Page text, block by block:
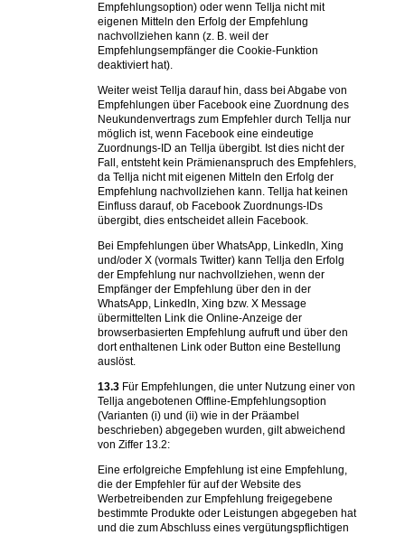
Empfehlungsoption) oder wenn Tellja nicht mit
eigenen Mitteln den Erfolg der Empfehlung
nachvollziehen kann (z. B. weil der
Empfehlungsempfänger die Cookie-Funktion
deaktiviert hat).
Weiter weist Tellja darauf hin, dass bei Abgabe von
Empfehlungen über Facebook eine Zuordnung des
Neukundenvertrags zum Empfehler durch Tellja nur
möglich ist, wenn Facebook eine eindeutige
Zuordnungs-ID an Tellja übergibt. Ist dies nicht der
Fall, entsteht kein Prämienanspruch des Empfehlers,
da Tellja nicht mit eigenen Mitteln den Erfolg der
Empfehlung nachvollziehen kann. Tellja hat keinen
Einfluss darauf, ob Facebook Zuordnungs-IDs
übergibt, dies entscheidet allein Facebook.
Bei Empfehlungen über WhatsApp, LinkedIn, Xing
und/oder X (vormals Twitter) kann Tellja den Erfolg
der Empfehlung nur nachvollziehen, wenn der
Empfänger der Empfehlung über den in der
WhatsApp, LinkedIn, Xing bzw. X Message
übermittelten Link die Online-Anzeige der
browserbasierten Empfehlung aufruft und über den
dort enthaltenen Link oder Button eine Bestellung
auslöst.
13.3 Für Empfehlungen, die unter Nutzung einer von
Tellja angebotenen Offline-Empfehlungsoption
(Varianten (i) und (ii) wie in der Präambel
beschrieben) abgegeben wurden, gilt abweichend
von Ziffer 13.2:
Eine erfolgreiche Empfehlung ist eine Empfehlung,
die der Empfehler für auf der Website des
Werbetreibenden zur Empfehlung freigegebene
bestimmte Produkte oder Leistungen abgegeben hat
und die zum Abschluss eines vergütungspflichtigen